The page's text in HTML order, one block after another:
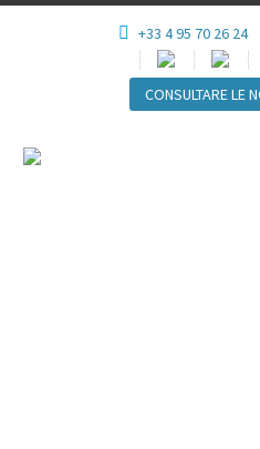
+33 4 95 70 26 24
CONSULTARE LE